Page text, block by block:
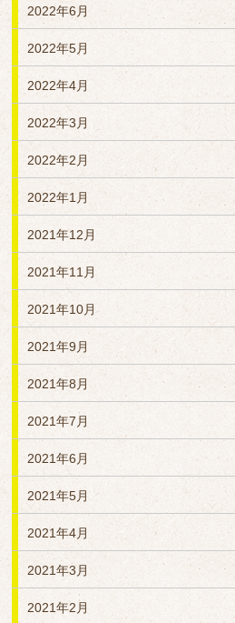
2022年6月
2022年5月
2022年4月
2022年3月
2022年2月
2022年1月
2021年12月
2021年11月
2021年10月
2021年9月
2021年8月
2021年7月
2021年6月
2021年5月
2021年4月
2021年3月
2021年2月